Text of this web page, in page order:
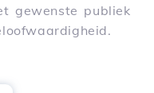
gewenste publiek